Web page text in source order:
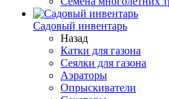
Садовый инвентарь
Назад
Катки для газона
Сеялки для газона
Аэраторы
Опрыскиватели